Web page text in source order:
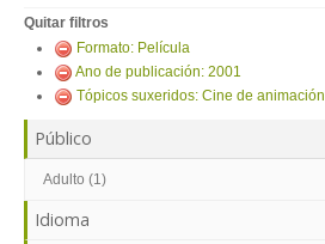
Quitar filtros
Formato: Película
Ano de publicación: 2001
Tópicos suxeridos: Cine de animación
Público
Adulto (1)
Idioma